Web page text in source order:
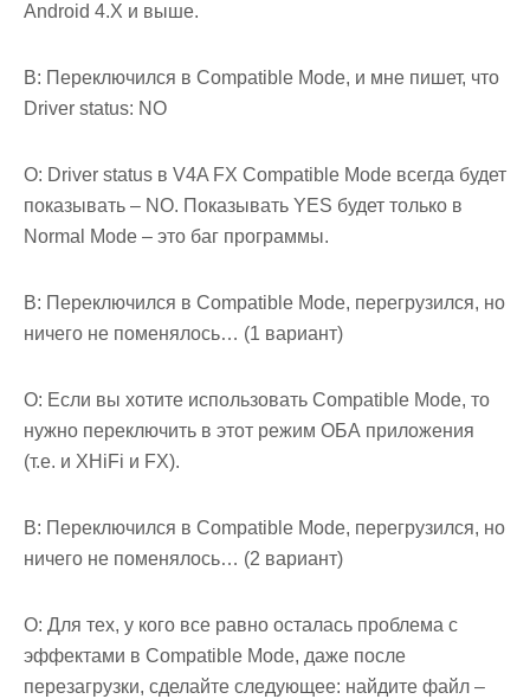
Android 4.X и выше.
В: Переключился в Compatible Mode, и мне пишет, что
Driver status: NO
О: Driver status в V4A FX Compatible Mode всегда будет
показывать – NO. Показывать YES будет только в
Normal Mode – это баг программы.
В: Переключился в Compatible Mode, перегрузился, но
ничего не поменялось… (1 вариант)
О: Если вы хотите использовать Compatible Mode, то
нужно переключить в этот режим ОБА приложения
(т.е. и XHiFi и FX).
В: Переключился в Compatible Mode, перегрузился, но
ничего не поменялось… (2 вариант)
О: Для тех, у кого все равно осталась проблема с
эффектами в Compatible Mode, даже после
перезагрузки, сделайте следующее: найдите файл –